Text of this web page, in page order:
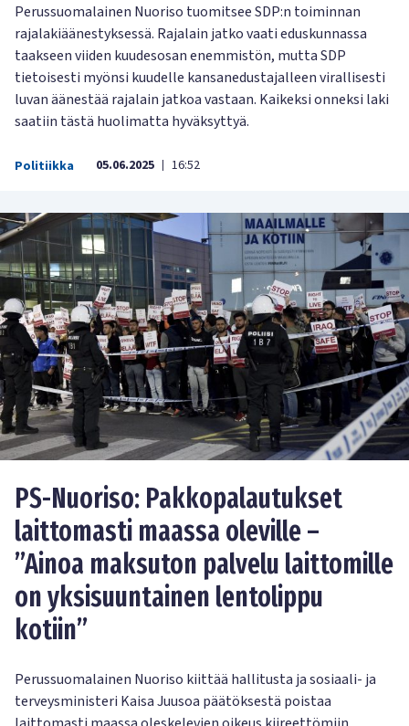
Perussuomalainen Nuoriso tuomitsee SDP:n toiminnan
rajalakiäänestyksessä. Rajalain jatko vaati eduskunnassa
taakseen viiden kuudesosan enemmistön, mutta SDP
tietoisesti myönsi kuudelle kansanedustajalleen virallisesti
luvan äänestää rajalain jatkoa vastaan. Kaikeksi onneksi laki
saatiin tästä huolimatta hyväksyttyä.
Politiikka 05.06.2025 | 16:52
PS-Nuoriso: Pakkopalautukset
laittomasti maassa oleville –
”Ainoa maksuton palvelu laittomille
on yksisuuntainen lentolippu
kotiin”
Perussuomalainen Nuoriso kiittää hallitusta ja sosiaali- ja
terveysministeri Kaisa Juusoa päätöksestä poistaa